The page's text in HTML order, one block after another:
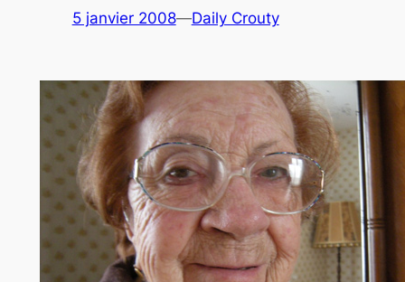
5 janvier 2008—Daily Crouty